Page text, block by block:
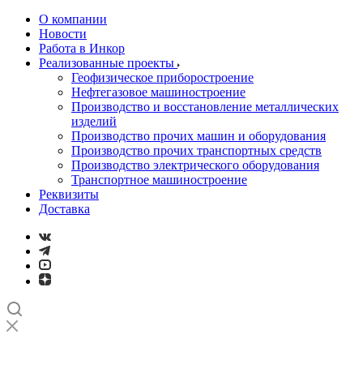
О компании
Новости
Работа в Инкор
Реализованные проекты
Геофизическое приборостроение
Нефтегазовое машиностроение
Производство и восстановление металлических
изделий
Производство прочих машин и оборудования
Производство прочих транспортных средств
Производство электрического оборудования
Транспортное машиностроение
Реквизиты
Доставка